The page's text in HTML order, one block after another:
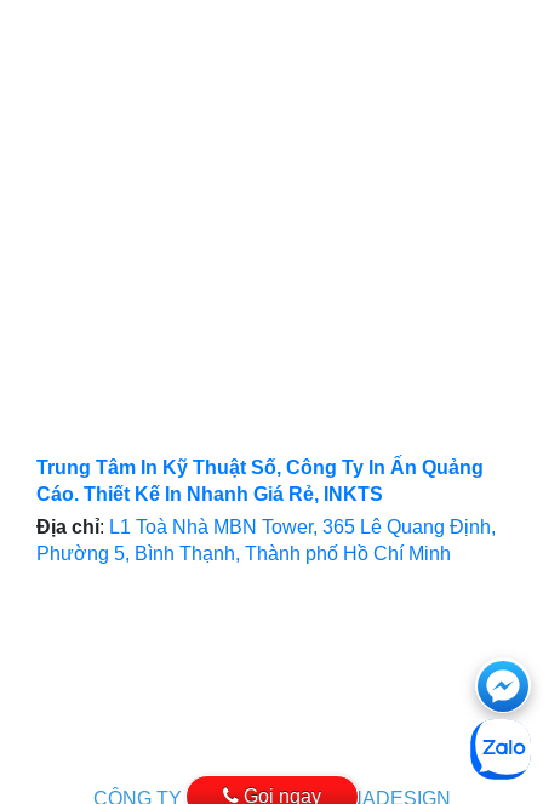
Trung Tâm In Kỹ Thuật Số, Công Ty In Ấn Quảng
Cáo. Thiết Kế In Nhanh Giá Rẻ, INKTS
Địa chỉ: L1 Toà Nhà MBN Tower, 365 Lê Quang Định,
Phường 5, Bình Thạnh, Thành phố Hồ Chí Minh
Gọi ngay
với
CÔNG TY THIẾT KẾ WEB VINADESIGN